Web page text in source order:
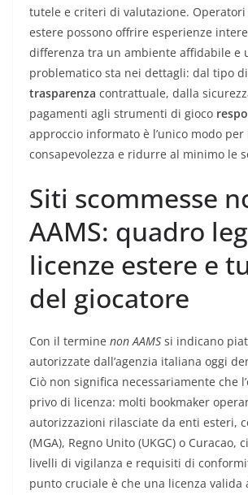
tutele e criteri di valutazione. Operatori
estere possono offrire esperienze
differenza tra un ambiente affidabile e
problematico sta nei dettagli: dal tipo di
trasparenza contrattuale, dalla
pagamenti agli strumenti di gioco
approccio informato è l’unico modo per
consapevolezza e ridurre al minimo le
Siti scommesse
AAMS: quadro
licenze estere e
del giocatore
Con il termine non AAMS si indicano
autorizzate dall’agenzia italiana oggi
Ciò non significa necessariamente che
privo di licenza: molti bookmaker
autorizzazioni rilasciate da enti esteri,
(MGA), Regno Unito (UKGC) o Curacao,
livelli di vigilanza e requisiti di
punto cruciale è che una licenza valida